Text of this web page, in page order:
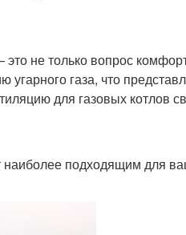
не только вопрос
газа, что
для газовых котлов
наиболее подходящим для